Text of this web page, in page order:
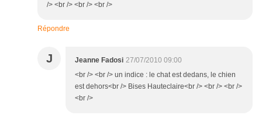
/> <br /> <br /> <br />
Répondre
J Jeanne Fadosi 27/07/2010 09:00
<br /> <br /> un indice : le chat est dedans, le chien
est dehors<br /> Bises Hauteclaire<br /> <br /> <br />
<br />